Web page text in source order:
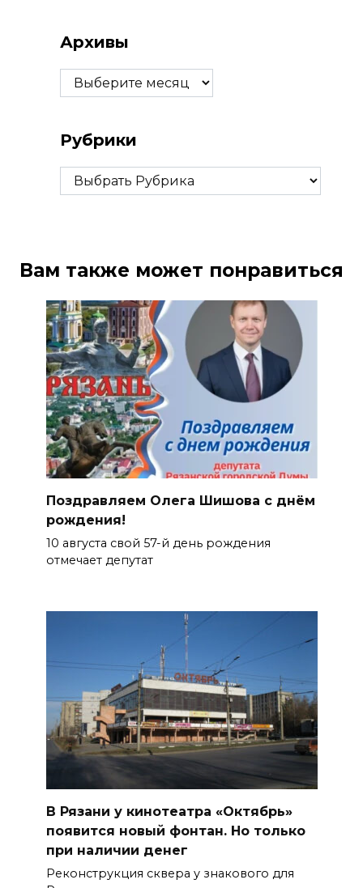
Архивы
Архивы
Рубрики
Рубрики
Вам также может понравиться
Поздравляем Олега Шишова с днём
рождения!
10 августа свой 57-й день рождения
отмечает депутат
В Рязани у кинотеатра «Октябрь»
появится новый фонтан. Но только
при наличии денег
Реконструкция сквера у знакового для